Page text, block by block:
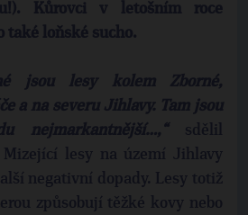
Kůrovci v letošním roce
také loňské sucho.
jsou lesy kolem Zborné,
a na severu Jihlavy. Tam jsou
nejmarkantnější…,“sdělil
Mizející lesy na území Jihlavy
negativní dopady. Lesy totiž
způsobují těžké kovy nebo